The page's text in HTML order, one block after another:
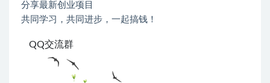
分享最新创业项目
共同学习，共同进步，一起搞钱！
QQ交流群